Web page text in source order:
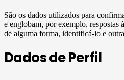
São os dados utilizados para
e englobam, por exemplo, respostas
de alguma forma, identificá-lo e
Dados de Perfil